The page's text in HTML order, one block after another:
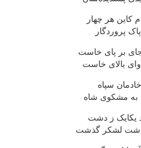
کاین هر چهار
پروردگار
بر پای خاست
بالای خاست
سپاه
به مشکوی شاه
یکایک ز دشت
لشکر گذشت